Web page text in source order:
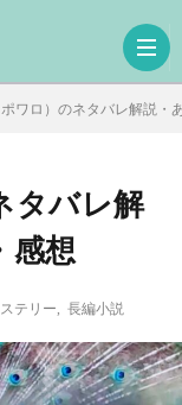
マ
画
読
ワロ）のネタバレ解説・
タバレ解
感想
ステリー 長編小説